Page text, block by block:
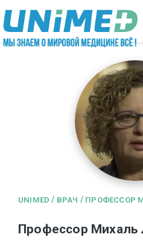
Перейти к основному
UNIMED / ВРАЧ / ПРОФЕССОР
Профессор Михаль